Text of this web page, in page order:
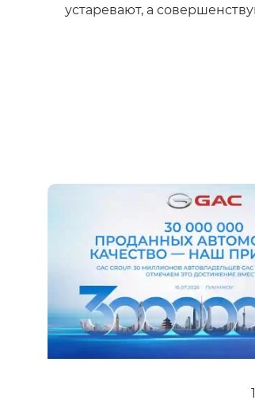
устаревают, а